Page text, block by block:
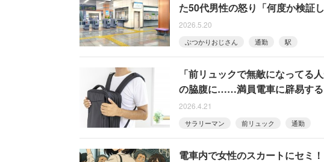
た50代男性の怒り「何度か検証
2026.5.20
ぶつかりおじさん 通勤 駅
「前リュックで無敵になってる
の脇腹に……満員電車に辟易す
2026.4.21
サラリーマン 前リュック 通勤
電車内で女性のスカートにセミ